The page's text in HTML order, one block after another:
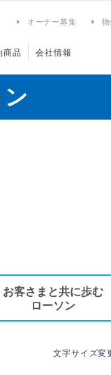
オーナー募集
商品 会社情報
お客さまと共に歩む
ローソン
文字サイズ変